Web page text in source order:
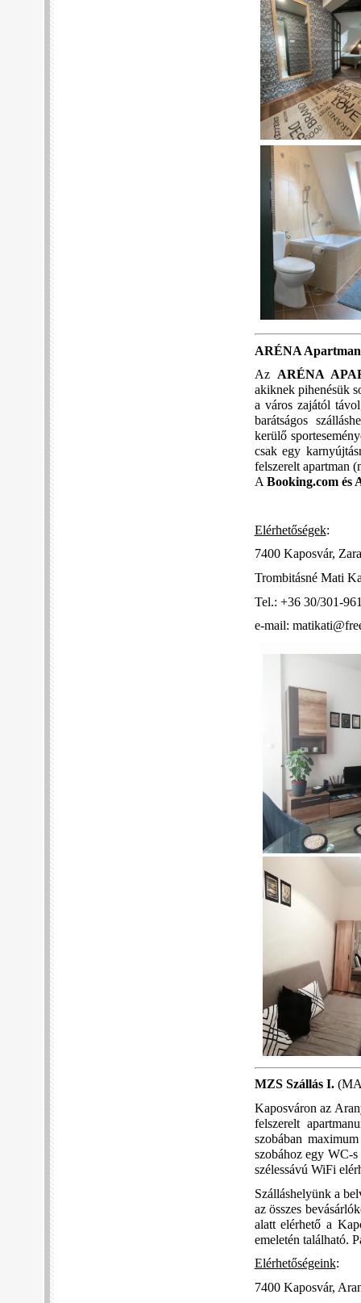
ARÉNA Apartman
Az ARÉNA
akiknek pihenésük
a város zajától
barátságos
kerülő
csak egy
felszerelt apartman
ABooking.com és
Elérhetőségek:
7400 Kaposvár,
Trombitásné Mati
Tel.: +36 30/301-
e-mail:
MZS Szállás I.
Kaposváron az
felszerelt
szobában
szobához egy WC-
szélessávú WiFi
Szálláshelyünk a
az összes
alatt elérhető a
emeletén található.
Elérhetőségeink:
7400 Kaposvár,